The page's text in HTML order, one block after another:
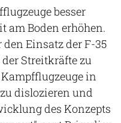
besser
am Boden erhöhen.
Einsatz der F-35
Streitkräfte zu
in
dislozieren und
des Konzepts